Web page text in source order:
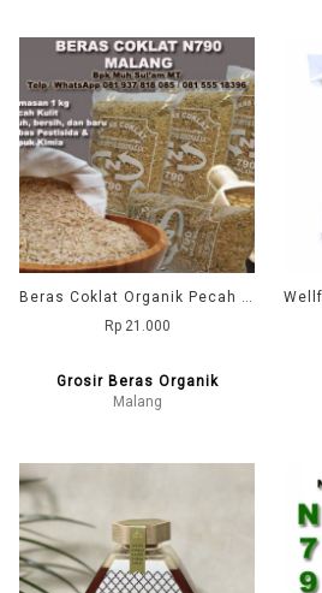
Beras Coklat Organik Pecah Kulit Kemasan 1 kg N790 Malang
Rp 21.000
Grosir Beras Organik
Malang